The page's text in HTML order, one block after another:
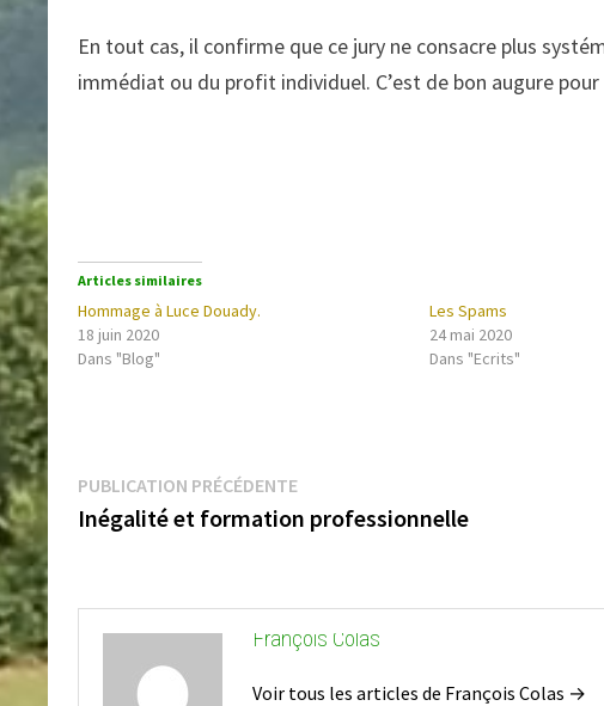
En tout cas, il confirme que ce jury ne consacre plus
immédiat ou du profit individuel. C’est de bon augure
Articles similaires
Hommage à Luce Douady.
18 juin 2020
Dans "Blog"
Les Spams
24 mai 2020
Dans "Ecrits"
Navigation
de
l’article
PUBLICATION PRÉCÉDENTEPublication
précédente :
Inégalité et formation professionnelle
François Colas
Voir tous les articles de François Colas →